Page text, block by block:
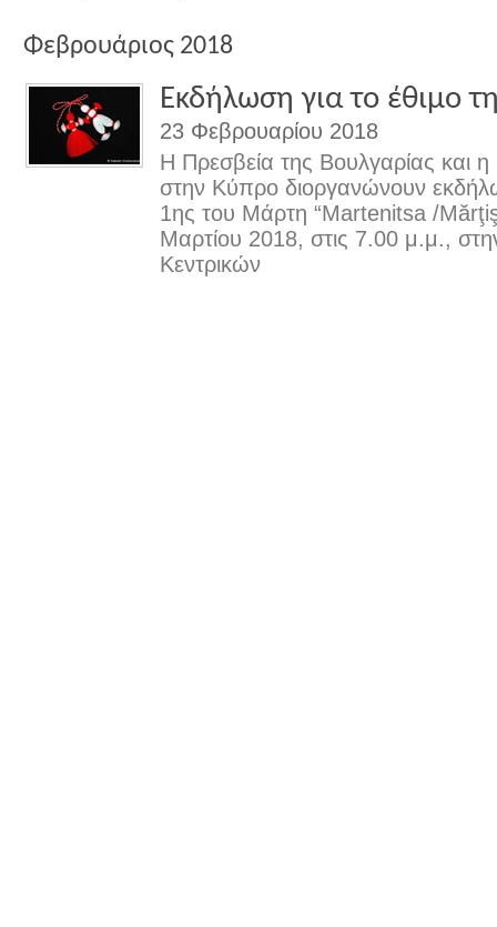
Φεβρουάριος 2018
Εκδήλωση για το έθιμο
23 Φεβρουαρίου 2018
Η Πρεσβεία της Βουλγαρίας και
στην Κύπρο διοργανώνουν
1ης του Μάρτη “Martenitsa /
Μαρτίου 2018, στις 7.00 μ.μ.,
Κεντρικών